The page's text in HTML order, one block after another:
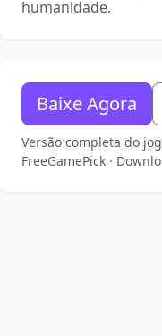
humanidade.
Baixe Agora
Versão completa do
FreeGamePick ·